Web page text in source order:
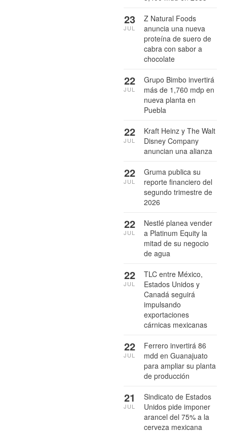
Z Natural Foods
anuncia una nueva
proteína de suero de
cabra con sabor a
chocolate
23
JUL
Grupo Bimbo invertirá
más de 1,760 mdp en
nueva planta en
Puebla
22
JUL
Kraft Heinz y The Walt
Disney Company
anuncian una alianza
22
JUL
Gruma publica su
reporte financiero del
segundo trimestre de
2026
22
JUL
Nestlé planea vender
a Platinum Equity la
mitad de su negocio
de agua
22
JUL
TLC entre México,
Estados Unidos y
Canadá seguirá
impulsando
exportaciones
cárnicas mexicanas
22
JUL
Ferrero invertirá 86
mdd en Guanajuato
para ampliar su planta
de producción
22
JUL
Sindicato de Estados
Unidos pide imponer
arancel del 75% a la
cerveza mexicana
21
JUL